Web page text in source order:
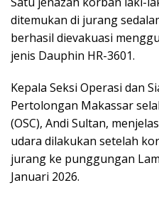
ditemukan di jurang
berhasil dievakuasi
jenis Dauphin HR-3601.
Kepala Seksi Operasi dan
Pertolongan Makassar
(OSC), Andi Sultan,
udara dilakukan setelah
jurang ke punggungan
Januari 2026.